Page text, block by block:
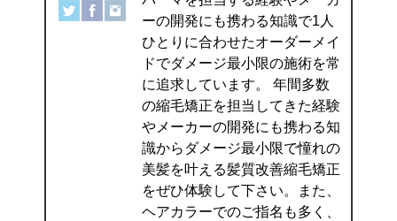
ーの開発にも携わる知識で1人
ひとりに合わせたオーダーメイ
ドでダメージ最小限の施術を常
に追求しています。 年間多数
の縮毛矯正を担当してきた経験
やメーカーの開発にも携わる知
識からダメージ最小限で憧れの
美髪を叶える髪質改善縮毛矯正
をぜひ体験して下さい。また、
ヘアカラーでのご指名も多く、